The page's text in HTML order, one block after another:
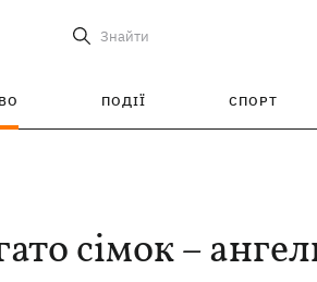
Знайти
ПОДІЇ СПОРТ
сімок –